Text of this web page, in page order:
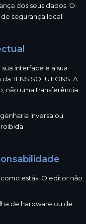
dos seus dados. O
segurança local.
interface e a sua
TFNS SOLUTIONS. A
não uma transferência
inversa ou
como está». O editor não
de hardware ou de